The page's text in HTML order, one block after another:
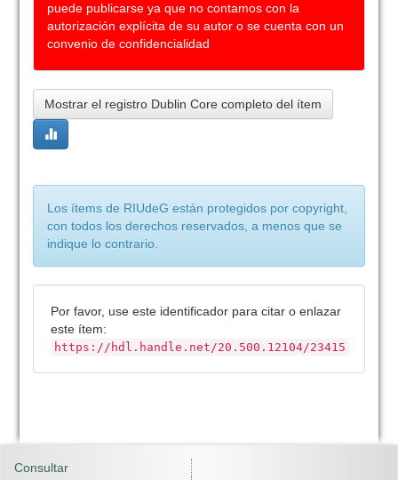
puede publicarse ya que no contamos con la
autorización explícita de su autor o se cuenta con un
convenio de confidencialidad
Mostrar el registro Dublin Core completo del ítem
Los ítems de RIUdeG están protegidos por copyright,
con todos los derechos reservados, a menos que se
indique lo contrario.
Por favor, use este identificador para citar o enlazar
este ítem:
https://hdl.handle.net/20.500.12104/23415
Consultar